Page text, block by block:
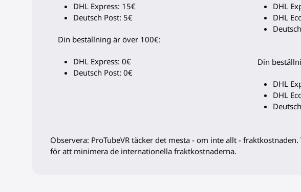
DHL Express: 15€
Deutsch Post: 5€
Din beställning är över 100€:
DHL Express: 0€
Deutsch Post: 0€
DHL
DHL
Din
DHL
DHL
Observera: ProTubeVR täcker det mesta - om inte allt -
för att minimera de internationella fraktkostnaderna.